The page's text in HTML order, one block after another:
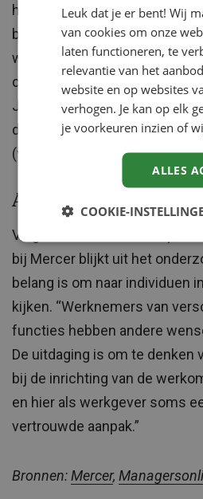
het werk een minder grote rol
bevorderen van de werksfeer.
werknemers leveren
cruciale bijdrage aan de sfeer
Jongere medewerkers (32
duidelijk hogere prioriteit dan
(vijftien procent).
Aandacht voor
Volgens Peter Abelskamp,
bij Mercer blijkt uit het
belang is om naar individuen
kijken. “Werknemers van
functies hebben andere
De uitdaging is om te denken
bij de inrichting van de
en hier als werkgever soms
vertrouwde aanpak.”
Bronnen:Mercer,
Leuk dat je er bent! Wij
van cookies om onze
laten functioneren, te
relevantie van het
website en op websites
verhogen. Je kan op elk
je voorkeuren inzien of
ALLES
COOKIE-